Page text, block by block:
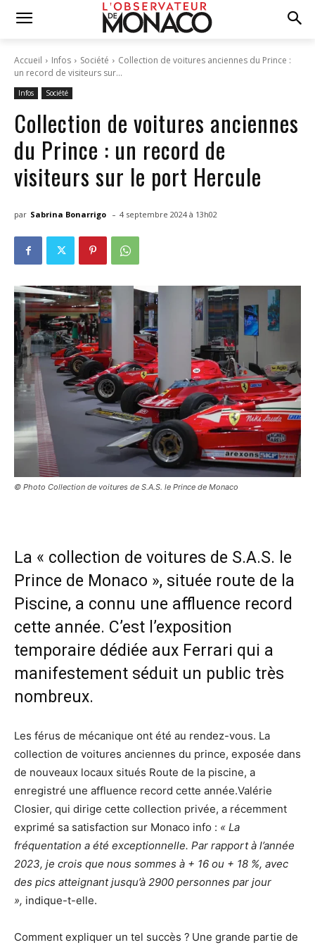
Accueil Infos Société
Collection de voitures anciennes du Prince :
un record de visiteurs sur...
Infos Société
Collection de voitures anciennes
du Prince : un record de
visiteurs sur le port Hercule
par Sabrina Bonarrigo - 4 septembre 2024 à 13h02
© Photo Collection de voitures de S.A.S. le Prince de Monaco
La « collection de voitures de S.A.S. le
Prince de Monaco », située route de la
Piscine, a connu une affluence record
cette année. C’est l’exposition
temporaire dédiée aux Ferrari qui a
manifestement séduit un public très
nombreux.
Les férus de mécanique ont été au rendez-vous. La
collection de voitures anciennes du prince, exposée dans
de nouveaux locaux situés Route de la piscine, a
enregistré une affluence record cette année.Valérie
Closier, qui dirige cette collection privée, a récemment
exprimé sa satisfaction sur Monaco info : « La
fréquentation a été exceptionnelle. Par rapport à l’année
2023, je crois que nous sommes à + 16 ou + 18 %, avec
des pics atteignant jusqu’à 2900 personnes par jour
», indique-t-elle.
Comment expliquer un tel succès ? Une grande partie de